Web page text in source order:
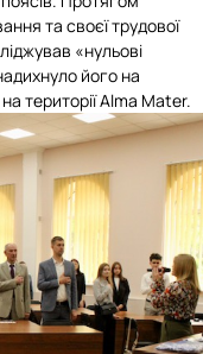
та своєї трудової
«нульові
його на
території Alma Mater.